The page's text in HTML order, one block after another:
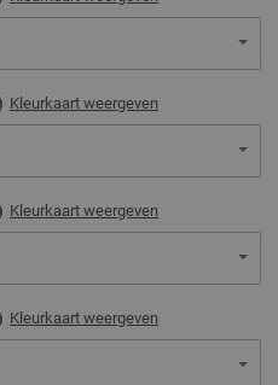
Kleurkaart weergeven
Kleurkaart weergeven
Kleurkaart weergeven